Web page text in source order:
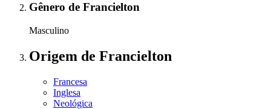
Gênero de Francielton
Masculino
Origem de Francielton
Francesa
Inglesa
Neológica